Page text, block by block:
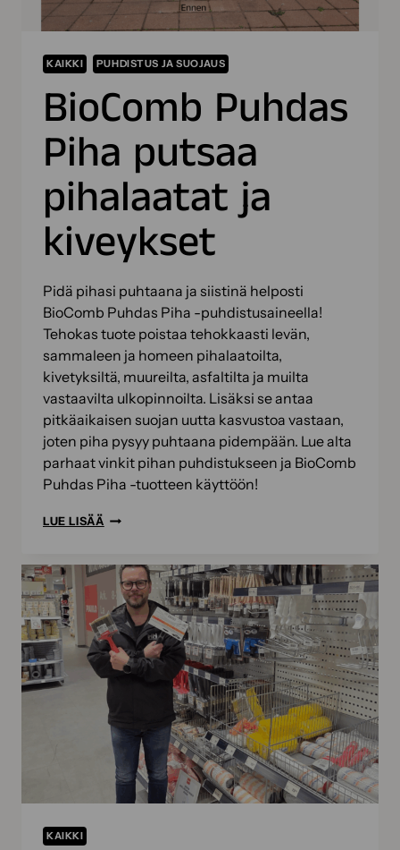
KAIKKI PUHDISTUS JA SUOJAUS
BioComb Puhdas
Piha putsaa
pihalaatat ja
kiveykset
Pidä pihasi puhtaana ja siistinä helposti
BioComb Puhdas Piha -puhdistusaineella!
Tehokas tuote poistaa tehokkaasti levän,
sammaleen ja homeen pihalaatoilta,
kivetyksiltä, muureilta, asfaltilta ja muilta
vastaavilta ulkopinnoilta. Lisäksi se antaa
pitkäaikaisen suojan uutta kasvustoa vastaan,
joten piha pysyy puhtaana pidempään. Lue alta
parhaat vinkit pihan puhdistukseen ja BioComb
Puhdas Piha -tuotteen käyttöön!
LUE LISÄÄ BIOCOMB
PIHA
PUTSAA
PIHALAATAT
JA
KIVEYKSET
KAIKKI